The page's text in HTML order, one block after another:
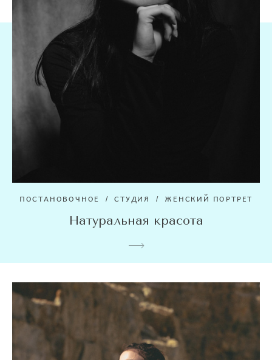
ПОСТАНОВОЧНОЕ СТУДИЯ ЖЕНСКИЙ ПОРТРЕТ
Натуральная красота